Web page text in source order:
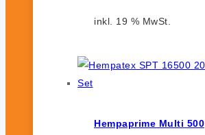
inkl. 19 % MwSt.
Hempaprime Multi 500